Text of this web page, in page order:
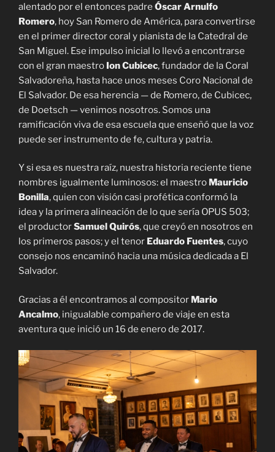
alentado por el entonces padre Óscar Arnulfo
Romero, hoy San Romero de América, para convertirse
en el primer director coral y pianista de la Catedral de
San Miguel. Ese impulso inicial lo llevó a encontrarse
con el gran maestro Ion Cubicec, fundador de la Coral
Salvadoreña, hasta hace unos meses Coro Nacional de
El Salvador. De esa herencia — de Romero, de Cubicec,
de Doetsch — venimos nosotros. Somos una
ramificación viva de esa escuela que enseñó que la voz
puede ser instrumento de fe, cultura y patria.
Y si esa es nuestra raíz, nuestra historia reciente tiene
nombres igualmente luminosos: el maestro Mauricio
Bonilla, quien con visión casi profética conformó la
idea y la primera alineación de lo que sería OPUS 503;
el productorSamuel Quirós, que creyó en nosotros en
los primeros pasos; y el tenor Eduardo Fuentes, cuyo
consejo nos encaminó hacia una música dedicada a El
Salvador.
Gracias a él encontramos al compositor Mario
Ancalmo, inigualable compañero de viaje en esta
aventura que inició un 16 de enero de 2017.